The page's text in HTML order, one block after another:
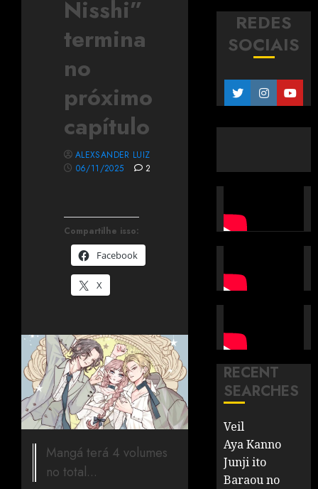
Nisshi”
termina
no
próximo
capítulo
Compartilhe isso:
Facebook
X
ALEXSANDER LUIZ
06/11/2025
2
Mangá terá 4 volumes
no total...
REDES
SOCIAIS
RECENT
SEARCHES
Veil
Aya Kanno
Junji ito
Baraou no